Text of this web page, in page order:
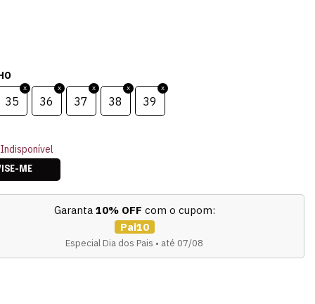
35 36 37 38 39
ME
Garanta 10% OFF com o cupom:
Pai10
Especial Dia dos Pais • até 07/08